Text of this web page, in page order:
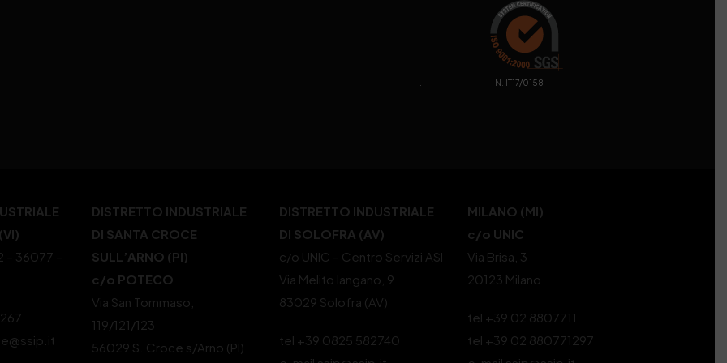
. N. IT17/0158
– 36077 –
DISTRETTO INDUSTRIALE
DI SANTA CROCE
SULL’ARNO (PI)
c/o POTECO
Via San Tommaso,
119/121/123
56029 S. Croce s/Arno (PI)
DISTRETTO INDUSTRIALE
DI SOLOFRA (AV)
c/o UNIC – Centro Servizi ASI
Via Melito Iangano, 9
83029 Solofra (AV)
tel +39 0825 582740
MILANO (MI)
c/o UNIC
Via Brisa, 3
20123 Milano
tel +39 02 8807711
tel +39 02 880771297